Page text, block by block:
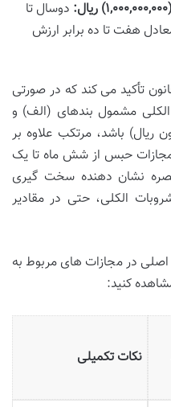
دوسال تا
هفت تا ده برابر ارزش
۱ ماده ۲۲ همین قانون تأکید می کند که در صورتی
مشمول بندهای (الف) و
ریال) باشد، مرتکب علاوه بر
مجازات حبس از شش ماه تا یک
نشان دهنده سخت گیری
الکلی، حتی در مقادیر
در مجازات های مربوط به
کنید:
نکات تکمیلی